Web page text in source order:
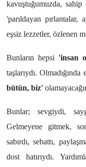
kavuştuğumuzda,
'parıldayan pırlantalar,
eşsiz lezzetler, özlenen
Bunların hepsi 'insan
taşlarıydı.
bütün, biz'
Bunlar; sevgiydi,
Gelmeyene gitmek,
sabırdı, sebattı,
dost hatırıydı.